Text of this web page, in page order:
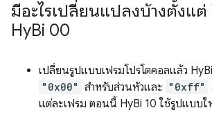
มีอะไรเปลี่ยนแปลงบ้างตั้งแต่
HyBi 00
เปลี่ยนรูปแบบเฟรมโปรโตคอลแล้ว
"0x00" สำหรับส่วนหัวและ "0xff"
แต่ละเฟรม ตอนนี้ HyBi 10 ใช้รูปแบบ